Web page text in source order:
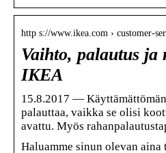
http s://www.ikea.com › customer-
Vaihto, palautus ja
IKEA
15.8.2017 —
palauttaa, vaikka se olisi
avattu. Myös
Haluamme sinun olevan